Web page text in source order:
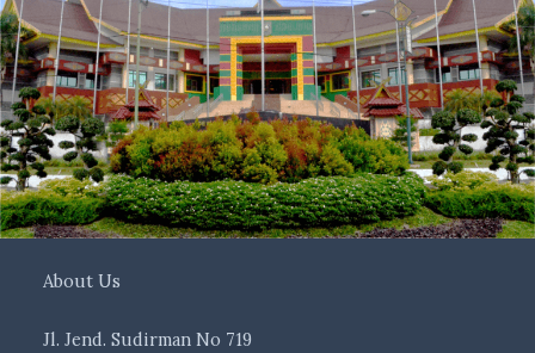
About Us
Jl. Jend. Sudirman No 719